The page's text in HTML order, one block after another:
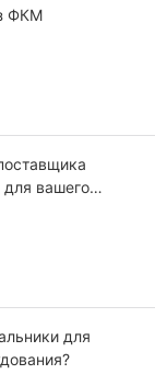
ФКМ
для вашего
для